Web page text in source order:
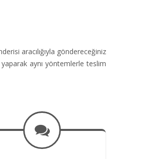
aracılığıyla göndereceğiniz
aynı yöntemlerle teslim